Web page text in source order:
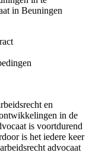
in Beuningen
en
in de
is voortdurend
is het iedere keer
advocaat